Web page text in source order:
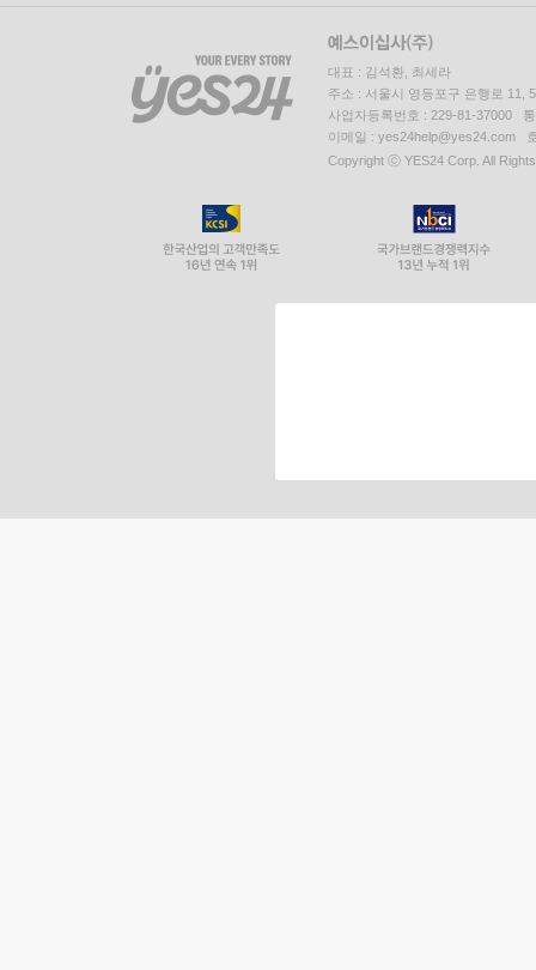
대표 : 김석환, 최세라
주소 : 서울시 영등포구 은행로 11,
사업자등록번호 : 229-81-37000
이메일 : yes24help@yes24.com
Copyright ⓒ YES24 Corp. All